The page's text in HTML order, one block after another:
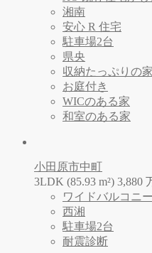
湘南
安心 R 住宅
駐車場2台
県央
収納たっぷりの家
お庭付き
WICのある家
和室のある家
小田原市中町
3LDK (85.93 m²) 3,880
ワイドバルコニー
西湘
駐車場2台
耐震診断